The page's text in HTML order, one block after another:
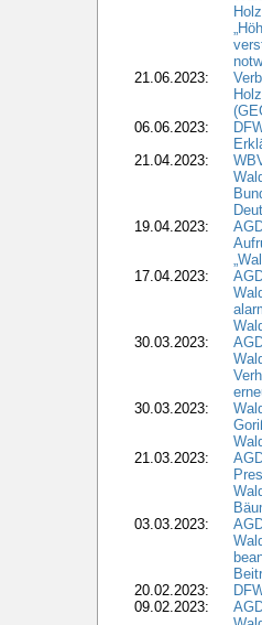
21.06.2023:
06.06.2023:
21.04.2023:
19.04.2023:
17.04.2023:
30.03.2023:
30.03.2023:
21.03.2023:
03.03.2023:
20.02.2023:
09.02.2023: